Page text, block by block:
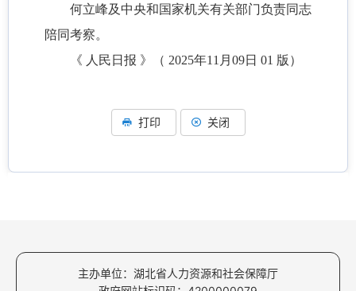
何立峰及中央和国家机关有关部门负责同志
陪同考察。
《 人民日报 》（ 2025年11月09日 01 版）
打印 关闭
主办单位：湖北省人力资源和社会保障厅